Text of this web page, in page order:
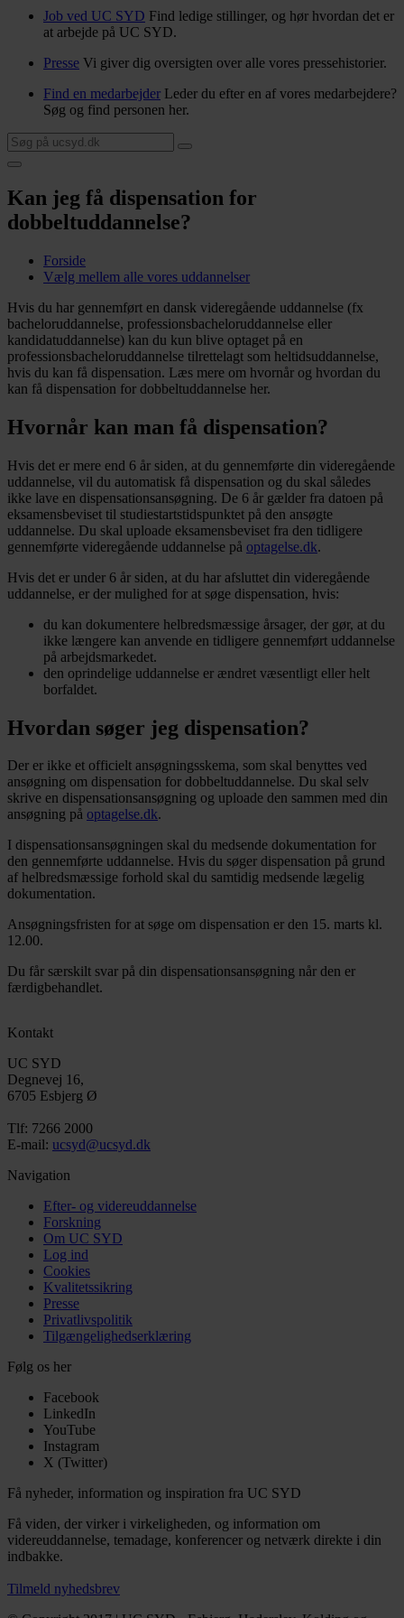
Job ved UC SYD Find ledige stillinger, og hør hvordan det er
at arbejde på UC SYD.
Presse Vi giver dig oversigten over alle vores pressehistorier.
Find en medarbejder Leder du efter en af vores medarbejdere?
Søg og find personen her.
Kan jeg få dispensation for
dobbeltuddannelse?
Forside
Vælg mellem alle vores uddannelser
Hvis du har gennemført en dansk videregående uddannelse (fx
bacheloruddannelse, professionsbacheloruddannelse eller
kandidatuddannelse) kan du kun blive optaget på en
professionsbacheloruddannelse tilrettelagt som heltidsuddannelse,
hvis du kan få dispensation. Læs mere om hvornår og hvordan du
kan få dispensation for dobbeltuddannelse her.
Hvornår kan man få dispensation?
Hvis det er mere end 6 år siden, at du gennemførte din videregående
uddannelse, vil du automatisk få dispensation og du skal således
ikke lave en dispensationsansøgning. De 6 år gælder fra datoen på
eksamensbeviset til studiestartstidspunktet på den ansøgte
uddannelse. Du skal uploade eksamensbeviset fra den tidligere
gennemførte videregående uddannelse på optagelse.dk.
Hvis det er under 6 år siden, at du har afsluttet din videregående
uddannelse, er der mulighed for at søge dispensation, hvis:
du kan dokumentere helbredsmæssige årsager, der gør, at du
ikke længere kan anvende en tidligere gennemført uddannelse
på arbejdsmarkedet.
den oprindelige uddannelse er ændret væsentligt eller helt
borfaldet.
Hvordan søger jeg dispensation?
Der er ikke et officielt ansøgningsskema, som skal benyttes ved
ansøgning om dispensation for dobbeltuddannelse. Du skal selv
skrive en dispensationsansøgning og uploade den sammen med din
ansøgning på optagelse.dk.
I dispensationsansøgningen skal du medsende dokumentation for
den gennemførte uddannelse. Hvis du søger dispensation på grund
af helbredsmæssige forhold skal du samtidig medsende lægelig
dokumentation.
Ansøgningsfristen for at søge om dispensation er den 15. marts kl.
12.00.
Du får særskilt svar på din dispensationsansøgning når den er
færdigbehandlet.
Kontakt
UC SYD
Degnevej 16,
6705 Esbjerg Ø
Tlf: 7266 2000
E-mail: ucsyd@ucsyd.dk
Navigation
Efter- og videreuddannelse
Forskning
Om UC SYD
Log ind
Cookies
Kvalitetssikring
Presse
Privatlivspolitik
Tilgængelighedserklæring
Følg os her
Facebook
LinkedIn
YouTube
Instagram
X (Twitter)
Få nyheder, information og inspiration fra UC SYD
Få viden, der virker i virkeligheden, og information om
videreuddannelse, temadage, konferencer og netværk direkte i din
indbakke.
Tilmeld nyhedsbrev